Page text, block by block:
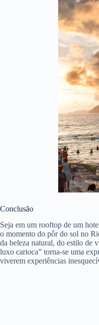
Conclusão
Seja em um rooftop de um
o momento do pôr do sol no
da beleza natural, do estilo de
luxo carioca” torna-se uma
viverem experiências